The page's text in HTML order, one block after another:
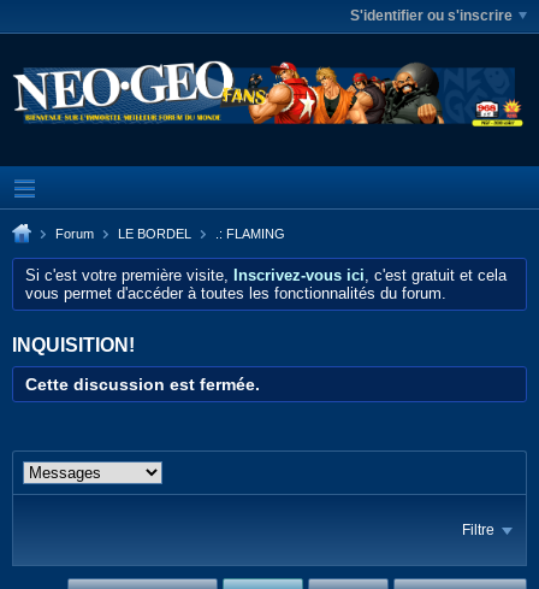
S'identifier ou s'inscrire
Forum LE BORDEL .: FLAMING
Si c'est votre première visite, Inscrivez-vous ici, c'est gratuit et cela
vous permet d'accéder à toutes les fonctionnalités du forum.
INQUISITION!
Cette discussion est fermée.
Filtre